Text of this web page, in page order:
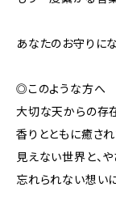
あなたのお守りに
◎このような方へ
大切な天からの存
香りとともに癒さ
見えない世界と、
忘れられない想い